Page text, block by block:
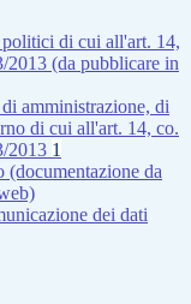
di cui all'art. 14,
2013 (da pubblicare in
amministrazione, di
di cui all'art. 14, co.
2013 1
(documentazione da
dei dati